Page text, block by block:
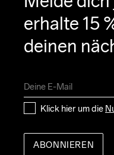
erhalte 15
deinen
Klick hier um die
ABONNIEREN